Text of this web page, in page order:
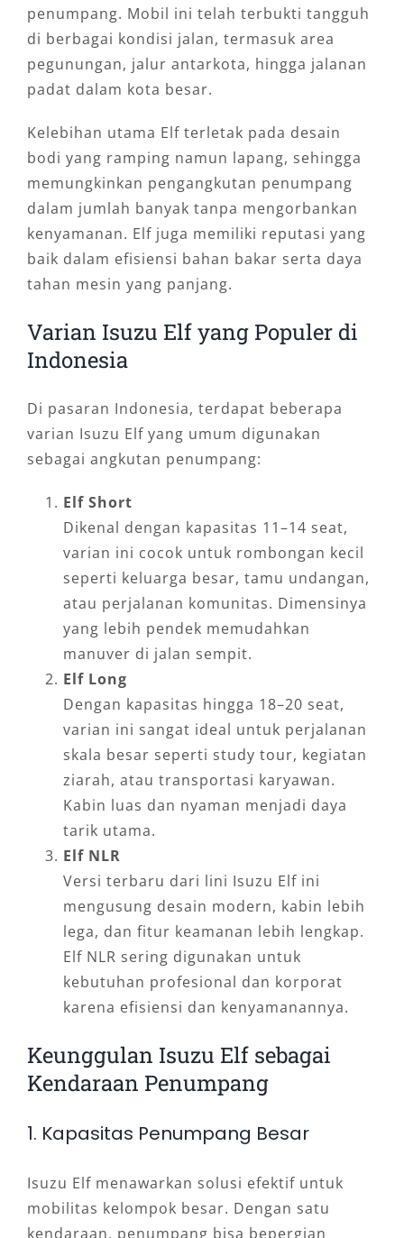
penumpang. Mobil ini telah terbukti tangguh
di berbagai kondisi jalan, termasuk area
pegunungan, jalur antarkota, hingga jalanan
padat dalam kota besar.
Kelebihan utama Elf terletak pada desain
bodi yang ramping namun lapang, sehingga
memungkinkan pengangkutan penumpang
dalam jumlah banyak tanpa mengorbankan
kenyamanan. Elf juga memiliki reputasi yang
baik dalam efisiensi bahan bakar serta daya
tahan mesin yang panjang.
Varian Isuzu Elf yang Populer di
Indonesia
Di pasaran Indonesia, terdapat beberapa
varian Isuzu Elf yang umum digunakan
sebagai angkutan penumpang:
Elf Short
Dikenal dengan kapasitas 11–14 seat,
varian ini cocok untuk rombongan kecil
seperti keluarga besar, tamu undangan,
atau perjalanan komunitas. Dimensinya
yang lebih pendek memudahkan
manuver di jalan sempit.
Elf Long
Dengan kapasitas hingga 18–20 seat,
varian ini sangat ideal untuk perjalanan
skala besar seperti study tour, kegiatan
ziarah, atau transportasi karyawan.
Kabin luas dan nyaman menjadi daya
tarik utama.
Elf NLR
Versi terbaru dari lini Isuzu Elf ini
mengusung desain modern, kabin lebih
lega, dan fitur keamanan lebih lengkap.
Elf NLR sering digunakan untuk
kebutuhan profesional dan korporat
karena efisiensi dan kenyamanannya.
Keunggulan Isuzu Elf sebagai
Kendaraan Penumpang
1. Kapasitas Penumpang Besar
Isuzu Elf menawarkan solusi efektif untuk
mobilitas kelompok besar. Dengan satu
kendaraan, penumpang bisa bepergian